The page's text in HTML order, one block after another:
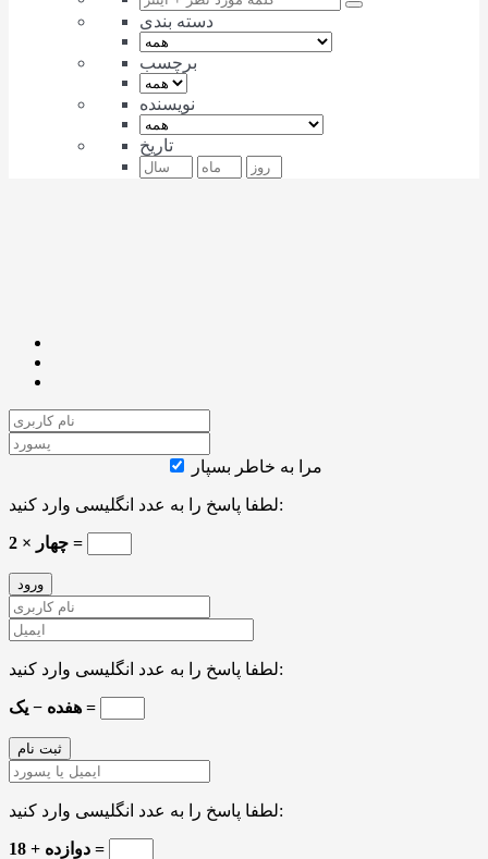
دسته بندی
برچسب
نویسنده
تاریخ
مرا به خاطر بسپار
لطفا پاسخ را به عدد انگلیسی وارد کنید:
چهار × 2 =
لطفا پاسخ را به عدد انگلیسی وارد کنید:
هفده − یک =
لطفا پاسخ را به عدد انگلیسی وارد کنید:
18 + دوازده =